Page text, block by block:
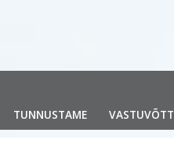
TUNNUSTAME VASTUVÕTT